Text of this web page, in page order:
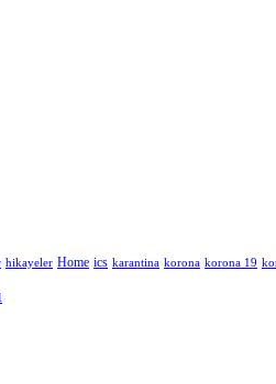
hikayeler Home ics karantina korona korona 19